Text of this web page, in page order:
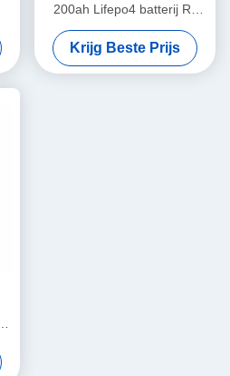
200ah Lifepo4 batterij Rv
Solar Lifepo4 Marine batterij
Diepe cyclus
Krijg Beste Prijs